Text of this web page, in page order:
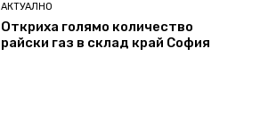
АКТУАЛНО
Откриха голямо количество
райски газ в склад край София